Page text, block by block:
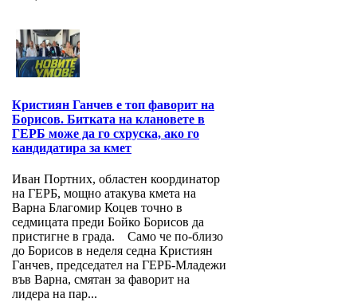
Кристиян Ганчев е топ фаворит на
Борисов. Битката на клановете в
ГЕРБ може да го схруска, ако го
кандидатира за кмет
Иван Портних, областен координатор
на ГЕРБ, мощно атакува кмета на
Варна Благомир Коцев точно в
седмицата преди Бойко Борисов да
пристигне в града. Само че по-близо
до Борисов в неделя седна Кристиян
Ганчев, председател на ГЕРБ-Младежи
във Варна, смятан за фаворит на
лидера на пар...